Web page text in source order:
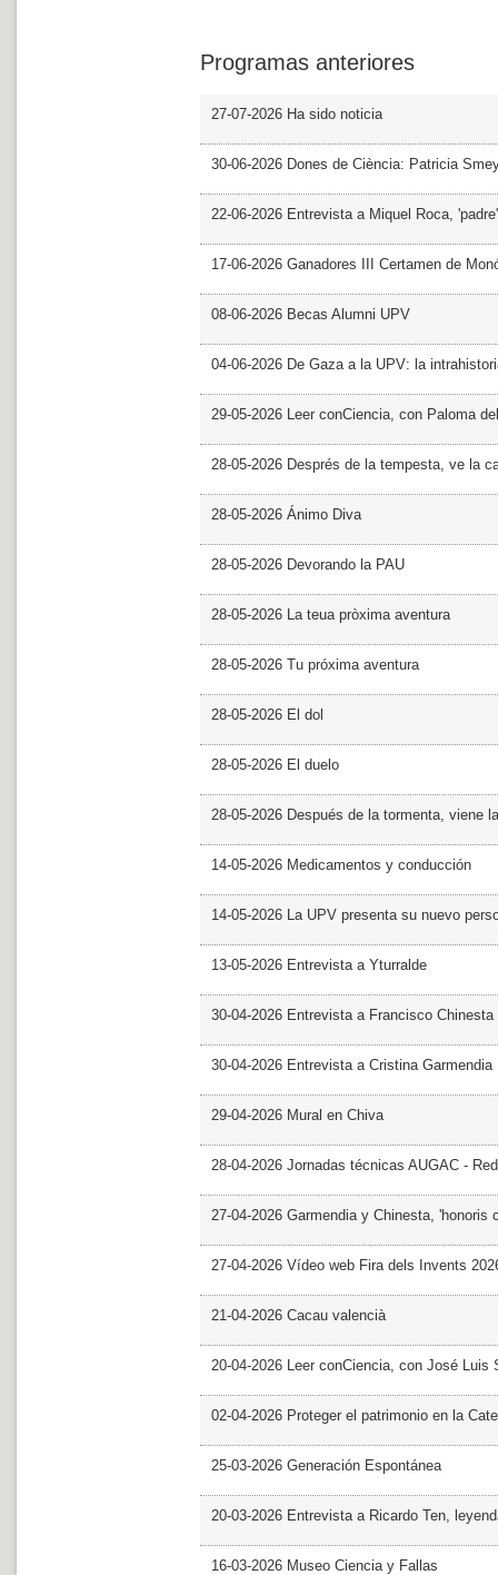
Programas anteriores
27-07-2026 Ha sido noticia
30-06-2026 Dones de Ciència: Patricia
22-06-2026 Entrevista a Miquel Roca,
17-06-2026 Ganadores III Certamen de
08-06-2026 Becas Alumni UPV
04-06-2026 De Gaza a la UPV: la
29-05-2026 Leer conCiencia, con Paloma
28-05-2026 Després de la tempesta, ve la
28-05-2026 Ánimo Diva
28-05-2026 Devorando la PAU
28-05-2026 La teua pròxima aventura
28-05-2026 Tu próxima aventura
28-05-2026 El dol
28-05-2026 El duelo
28-05-2026 Después de la tormenta, viene
14-05-2026 Medicamentos y conducción
14-05-2026 La UPV presenta su nuevo
13-05-2026 Entrevista a Yturralde
30-04-2026 Entrevista a Francisco Chinesta
30-04-2026 Entrevista a Cristina Garmendia
29-04-2026 Mural en Chiva
28-04-2026 Jornadas técnicas AUGAC -
27-04-2026 Garmendia y Chinesta, 'honoris
27-04-2026 Vídeo web Fira dels Invents
21-04-2026 Cacau valencià
20-04-2026 Leer conCiencia, con José Luis
02-04-2026 Proteger el patrimonio en la
25-03-2026 Generación Espontánea
20-03-2026 Entrevista a Ricardo Ten,
16-03-2026 Museo Ciencia y Fallas